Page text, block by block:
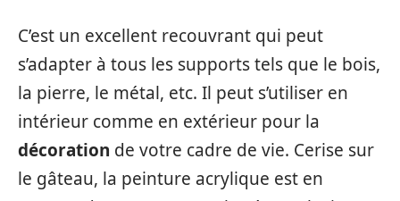
C’est un excellent recouvrant qui peut
s’adapter à tous les supports tels que le bois,
la pierre, le métal, etc. Il peut s’utiliser en
intérieur comme en extérieur pour la
décoration de votre cadre de vie. Cerise sur
le gâteau, la peinture acrylique est en